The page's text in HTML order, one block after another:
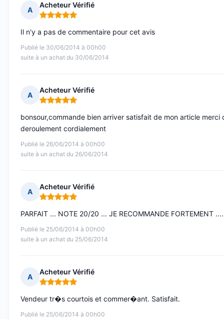
A
Acheteur Vérifié
Note : 5 sur 5
Publié le 30/06/2014 à 00h00
suite à un achat du 30/06/2014
Il n'y a pas de commentaire pour cet avis
A
Acheteur Vérifié
Note : 5 sur 5
Publié le 26/06/2014 à 00h00
suite à un achat du 26/06/2014
bonsour,commande bien arriver satisfait de mon article merci
deroulement cordialement
A
Acheteur Vérifié
Note : 5 sur 5
Publié le 25/06/2014 à 00h00
suite à un achat du 25/06/2014
PARFAIT ... NOTE 20/20 ... JE RECOMMANDE FORTEMENT ....
A
Acheteur Vérifié
Note : 5 sur 5
Publié le 25/06/2014 à 00h00
Vendeur tr�s courtois et commer�ant. Satisfait.